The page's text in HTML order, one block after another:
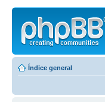
Índice general